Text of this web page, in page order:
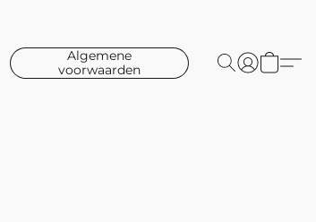
Algemene
voorwaarden